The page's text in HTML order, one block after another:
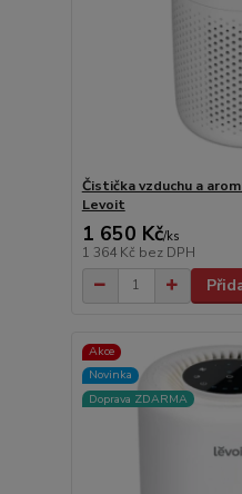
Čistička vzduchu a
Levoit
1 650 Kč/ks
1 364 Kč bez DPH
Akce
Novinka
Doprava ZDARMA